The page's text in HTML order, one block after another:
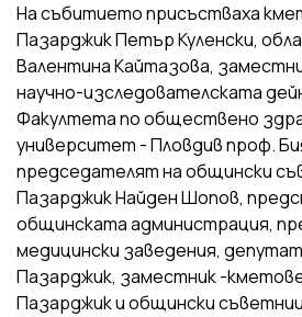
На събитието присъстваха
Пазарджик Петър Куленски,
Валентина Кайтазова,
научно-изследователската
Факултета по обществено
университет - Пловдив проф.
председателят на общински
Пазарджик Найден Шопов,
общинската администрация,
медицински заведения,
Пазарджик, заместник -
Пазарджик и общински